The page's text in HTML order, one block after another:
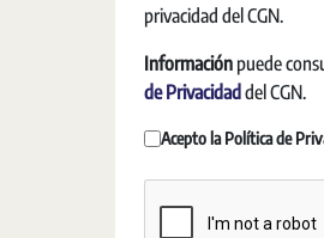
privacidad del CGN.
Información puede
de Privacidad del CGN.
Acepto la Política de
Requis